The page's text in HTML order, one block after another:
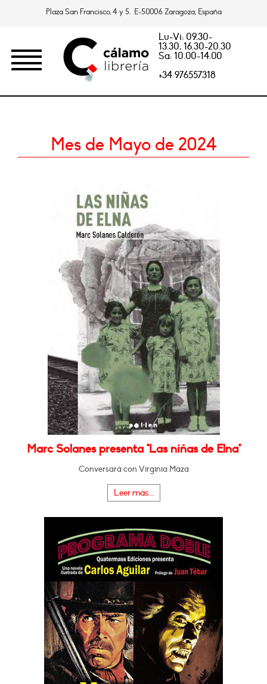
Plaza San Francisco, 4 y 5. E-50006 Zaragoza, España
Lu-Vi: 09.30-
13.30, 16.30-20.30
Sa: 10.00-14.00
+34 976557318
Mes de Mayo de 2024
Marc Solanes presenta "Las niñas de Elna"
Conversará con Virginia Maza
Leer más...